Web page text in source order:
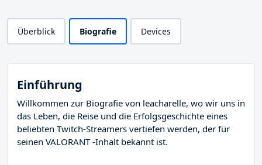
Überblick Biografie Devices
Einführung
Willkommen zur Biografie von leacharelle, wo wir uns in
das Leben, die Reise und die Erfolgsgeschichte eines
beliebten Twitch-Streamers vertiefen werden, der für
seinen VALORANT -Inhalt bekannt ist.